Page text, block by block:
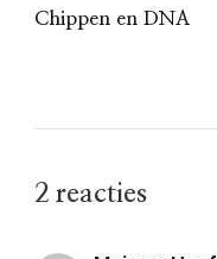
Chippen en DNA
2 reacties